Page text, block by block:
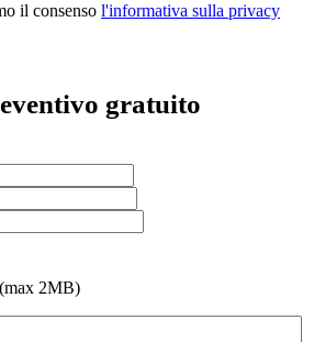
il consenso l'informativa sulla privacy
gratuito
2MB)